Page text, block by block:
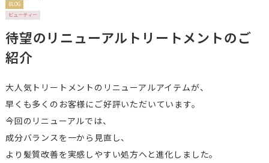
BLOG
ビューティー
待望のリニューアルトリートメントのご
紹介
大人気トリートメントのリニューアルアイテムが、
早くも多くのお客様にご好評いただいています。
今回のリニューアルでは、
成分バランスを一から見直し、
より髪質改善を実感しやすい処方へと進化しました。